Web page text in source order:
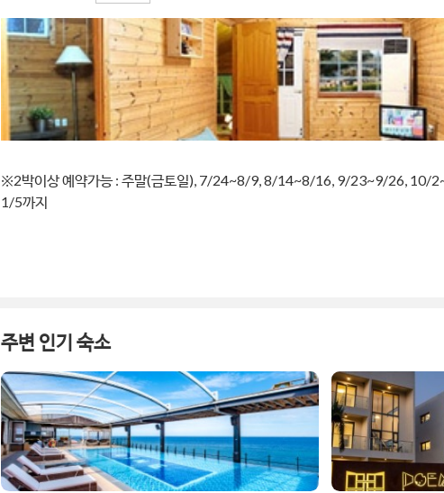
※2박이상 예약가능 : 주말(금토일), 7/24~8/9, 8/14~8/16, 9/23~9/26,
1/5까지
주변 인기 숙소